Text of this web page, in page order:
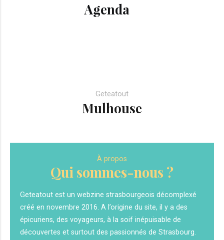
Agenda
Geteatout
Mulhouse
À propos
Qui sommes-nous ?
Geteatout est un webzine strasbourgeois décomplexé
créé en novembre 2016. A l’origine du site, il y a des
épicuriens, des voyageurs, à la soif inépuisable de
découvertes et surtout des passionnés de Strasbourg.